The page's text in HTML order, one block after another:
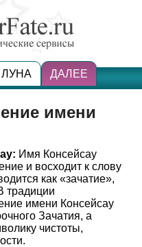
ЛУНА ДАЛЕЕ
имени
Имя Консейсау
и восходит к слову
как «зачатие»,
традиции
имени Консейсау
Зачатия, а
чистоты,